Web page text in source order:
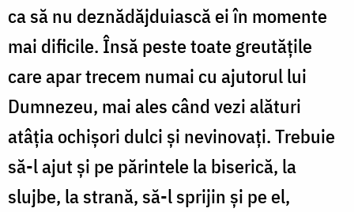
ca să nu deznădăjduiască ei în momente
mai dificile. Însă peste toate greutățile
care apar trecem numai cu ajutorul lui
Dumnezeu, mai ales când vezi alături
atâția ochișori dulci și nevinovați. Trebuie
să-l ajut și pe părintele la biserică, la
slujbe, la strană, să-l sprijin și pe el,